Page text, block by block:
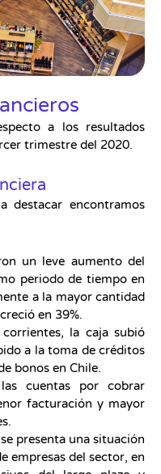
a los resultados
trimestre del 2020.
destacar encontramos
un leve aumento del
periodo de tiempo en
a la mayor cantidad
en 39%.
la caja subió
a la toma de créditos
bonos en Chile.
cuentas por cobrar
facturación y mayor
presenta una situación
empresas del sector, en